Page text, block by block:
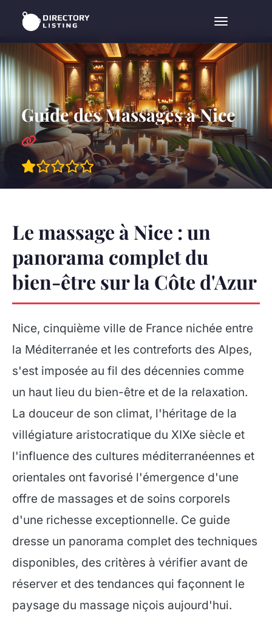
Menu
Guide des Massages à Nice
Le massage à Nice : un
panorama complet du
bien-être sur la Côte d'Azur
Nice, cinquième ville de France nichée entre
la Méditerranée et les contreforts des Alpes,
s'est imposée au fil des décennies comme
un haut lieu du bien-être et de la relaxation.
La douceur de son climat, l'héritage de la
villégiature aristocratique du XIXe siècle et
l'influence des cultures méditerranéennes et
orientales ont favorisé l'émergence d'une
offre de massages et de soins corporels
d'une richesse exceptionnelle. Ce guide
dresse un panorama complet des techniques
disponibles, des critères à vérifier avant de
réserver et des tendances qui façonnent le
paysage du massage niçois aujourd'hui.